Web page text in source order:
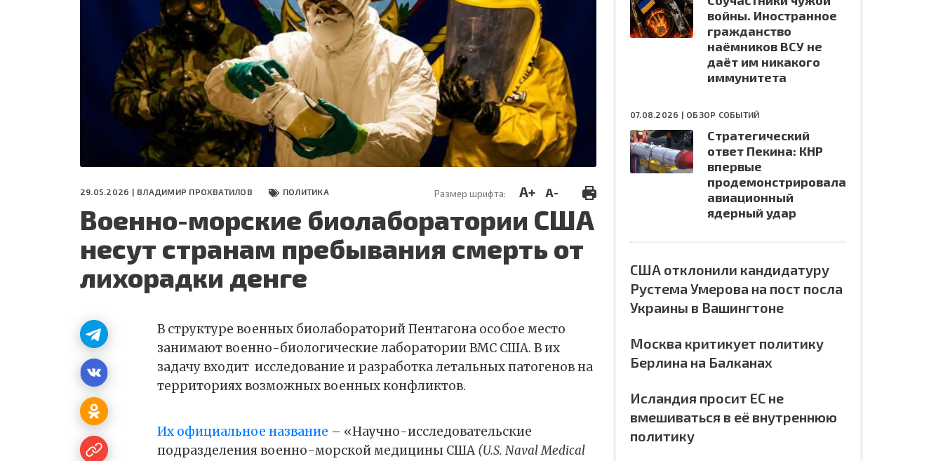
ПОЛЯ БИТВЫ 2024
29.05.2026 | ВЛАДИМИР ПРОХВАТИЛОВ ПОЛИТИКА Размер шрифта: A+ A-
Военно-морские биолаборатории США
несут странам пребывания смерть от
лихорадки денге
В структуре военных биолабораторий Пентагона особое место
занимают военно-биологические лаборатории ВМС США. В их
задачу входит исследование и разработка летальных патогенов на
территориях возможных военных конфликтов.
Их официальное название – «Научно-исследовательские
подразделения военно-морской медицины США (U.S. Naval Medical
войны. Иностранное
гражданство
наёмников ВСУ не
даёт им никакого
иммунитета
07.08.2026 | ОБЗОР СОБЫТИЙ
Стратегический
ответ Пекина: КНР
впервые
продемонстрировала
авиационный
ядерный удар
США отклонили кандидатуру
Рустема Умерова на пост посла
Украины в Вашингтоне
Москва критикует политику
Берлина на Балканах
Исландия просит ЕС не
вмешиваться в её внутреннюю
политику